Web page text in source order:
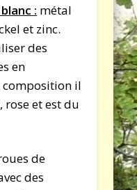
: métal
et zinc.
des
en
composition il
rose et est du
de
des